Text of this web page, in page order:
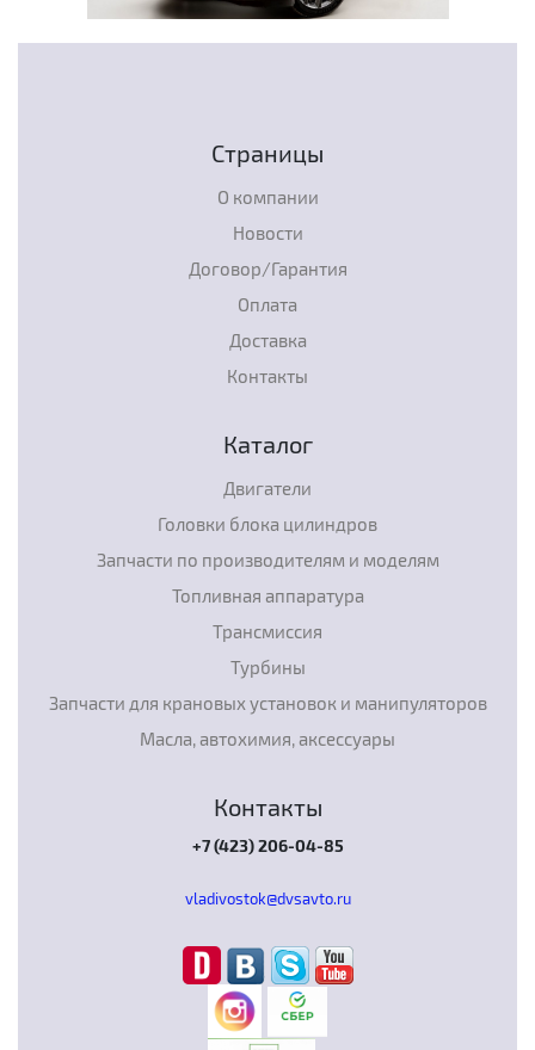
Страницы
О компании
Новости
Договор/Гарантия
Оплата
Доставка
Контакты
Каталог
Двигатели
Головки блока цилиндров
Запчасти по производителям и моделям
Топливная аппаратура
Трансмиссия
Турбины
Запчасти для крановых установок и манипуляторов
Масла, автохимия, аксессуары
Контакты
+7 (423) 206-04-85
vladivostok@dvsavto.ru